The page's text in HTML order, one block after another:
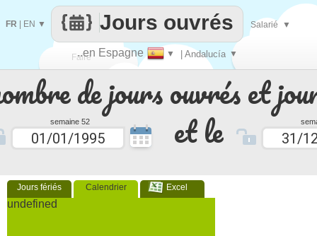
de jours ouvrés et
semaine 52 et le
Jours fériés Calendrier Excel
undefined
Faire
que
..en Espagne ▼ | Andalucía ▼
Jours ouvrés
FR EN ▼ Salarié ▼